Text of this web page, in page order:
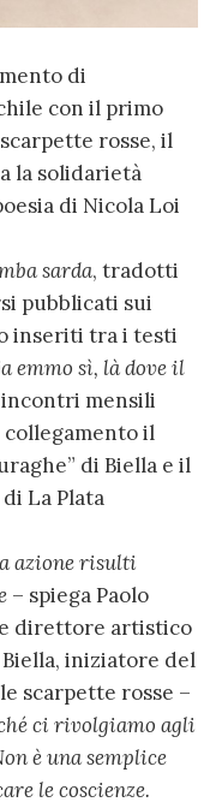
di
con il primo
rosse, il
la solidarietà
di Nicola Loi
sarda, tradotti
pubblicati sui
inseriti tra i testi
emmo sì, là dove il
incontri mensili
il
di Biella e il
La Plata
azione risulti
– spiega Paolo
direttore artistico
iniziatore del
scarpette rosse –
ci rivolgiamo agli
è una semplice
le coscienze.